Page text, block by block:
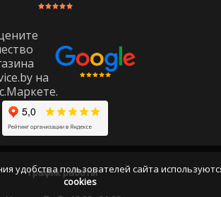
График работы
удобства пользователей сайта
cookies